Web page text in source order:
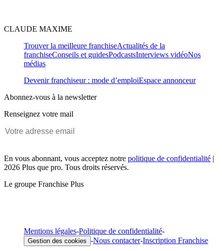
CLAUDE MAXIME
Trouver la meilleure franchiseActualités de la
franchiseConseils et guidesPodcastsInterviews vidéoNos
médias
Devenir franchiseur : mode d’emploiEspace annonceur
Abonnez-vous à la newsletter
Renseignez votre mail
En vous abonnant, vous acceptez notre politique de confidentialité |
2026 Plus que pro. Tous droits réservés.
Le groupe Franchise Plus
Mentions légales-Politique de confidentialité-
Gestion des cookies -Nous contacter-Inscription Franchise